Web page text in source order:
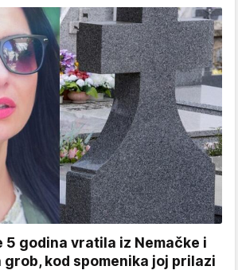
5 godina vratila iz Nemačke i
kod spomenika joj prilazi